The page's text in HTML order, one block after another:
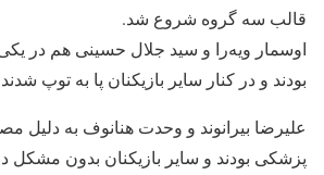
قالب سه گروه شروع شد.
اوسمار ویه‌را و سید جلال حسینی هم در
بودند و در کنار سایر بازیکنان پا به توپ
علیرضا بیرانوند و وحدت هنانوف به دلیل
پزشکی بودند و سایر بازیکنان بدون مشکل